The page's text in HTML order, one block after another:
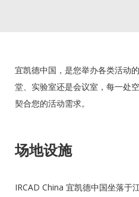
宜凯德中国，是您举办各类活动
堂、实验室还是会议室，每一处
契合您的活动需求。
场地设施
IRCAD China 宜凯德中国坐落于